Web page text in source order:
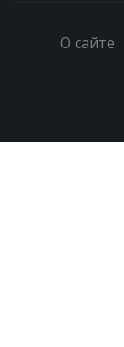
О сайте